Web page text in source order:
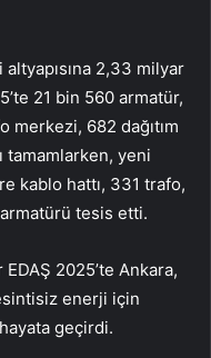
2,33 milyar
21 bin 560 armatür,
682 dağıtım
tamamlarken, yeni
kablo hattı, 331 trafo,
tesis etti.
2025’te Ankara,
enerji için
geçirdi.